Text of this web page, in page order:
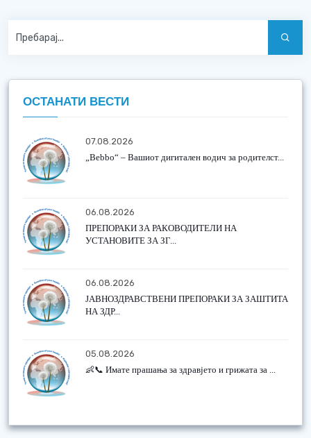
ОСТАНАТИ ВЕСТИ
07.08.2026
„Bebbo“ – Вашиот дигитален водич за родителст...
06.08.2026
ПРЕПОРАКИ ЗА РАКОВОДИТЕЛИ НА
УСТАНОВИТЕ ЗА ЗГ...
06.08.2026
ЈАВНОЗДРАВСТВЕНИ ПРЕПОРАКИ ЗА ЗАШТИТА
НА ЗДР...
05.08.2026
👶📞 Имате прашања за здравјето и грижата за ...